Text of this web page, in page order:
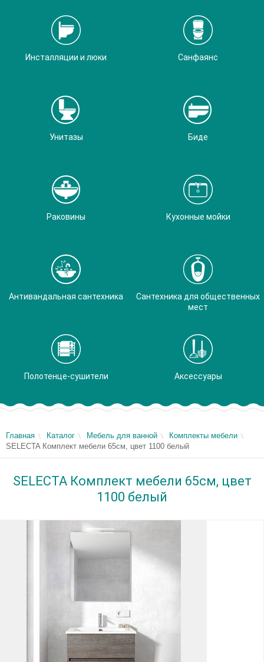
Инсталляции и люки Санфаянс
Унитазы Биде
Раковины Кухонные мойки
Антивандальная сантехника
Сантехника для общественных
мест
Полотенце-сушители Аксессуары
Главная Каталог Мебель для ванной
Комплекты мебели
SELECTA Комплект мебели 65см, цвет 1100 белый
SELECTA Комплект мебели 65см, цвет
1100 белый